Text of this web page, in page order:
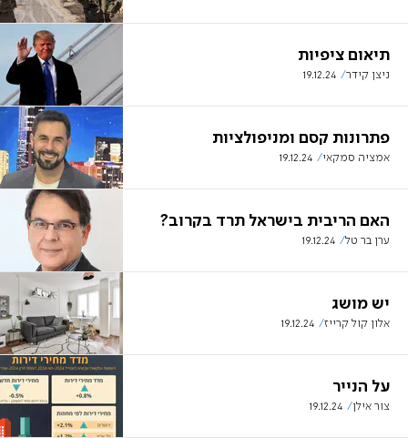
תיאום ציפיות
ניצן קידר 19.12.24
פתרונות קסם ומניפולציות
אמציה סמקאי 19.12.24
האם הריבית בישראל תרד בקרוב?
ערן בר טל 19.12.24
יש מושג
אלון קול קרייז 19.12.24
על הנייר
צור אילן 19.12.24